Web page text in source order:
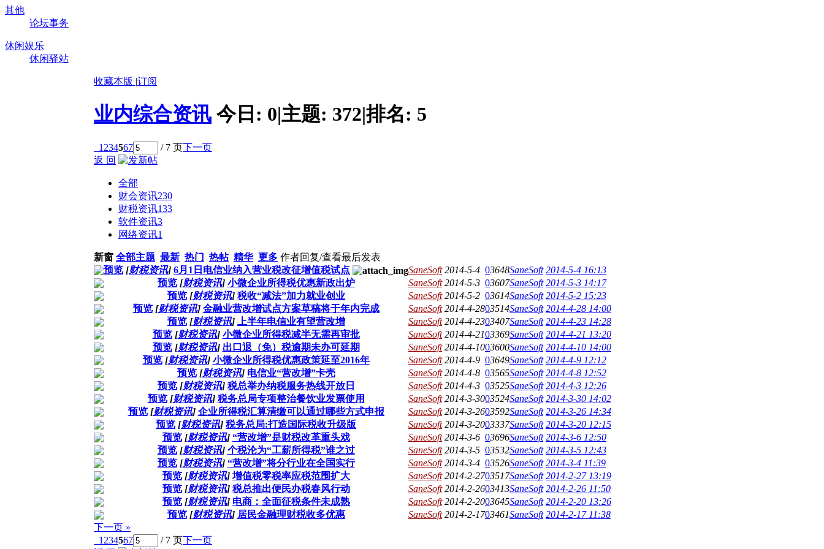
其他
论坛事务
休闲娱乐
休闲驿站
收藏本版 |订阅
业内综合资讯 今日: 0|主题: 372|排名: 5
1 234567 / 7 页下一页
返 回
全部
财会资讯230
财税资讯133
软件资讯3
网络资讯1
新窗 全部主题 最新 热门 热帖 精华 更多 作者回复/查看最后发表
预览 [财税资讯] 6月1日电信业纳入营业税改征增值税试点 SaneSoft 2014-5-4 03648SaneSoft 2014-5-4 16:13
预览 [财税资讯] 小微企业所得税优惠新政出炉 SaneSoft 2014-5-3 03607SaneSoft 2014-5-3 14:17
预览 [财税资讯] 税收“减法”加力就业创业 SaneSoft 2014-5-2 03614SaneSoft 2014-5-2 15:23
预览 [财税资讯] 金融业营改增试点方案草稿将于年内完成 SaneSoft 2014-4-2803514SaneSoft 2014-4-28 14:00
预览 [财税资讯] 上半年电信业有望营改增 SaneSoft 2014-4-2303407SaneSoft 2014-4-23 14:28
预览 [财税资讯] 小微企业所得税减半无需再审批 SaneSoft 2014-4-2103369SaneSoft 2014-4-21 13:20
预览 [财税资讯] 出口退（免）税逾期未办可延期 SaneSoft 2014-4-1003600SaneSoft 2014-4-10 14:00
预览 [财税资讯] 小微企业所得税优惠政策延至2016年 SaneSoft 2014-4-9 03649SaneSoft 2014-4-9 12:12
预览 [财税资讯] 电信业“营改增”卡壳 SaneSoft 2014-4-8 03565SaneSoft 2014-4-8 12:52
预览 [财税资讯] 税总举办纳税服务热线开放日 SaneSoft 2014-4-3 03525SaneSoft 2014-4-3 12:26
预览 [财税资讯] 税务总局专项整治餐饮业发票使用 SaneSoft 2014-3-3003524SaneSoft 2014-3-30 14:02
预览 [财税资讯] 企业所得税汇算清缴可以通过哪些方式申报 SaneSoft 2014-3-2603592SaneSoft 2014-3-26 14:34
预览 [财税资讯] 税务总局:打造国际税收升级版 SaneSoft 2014-3-2003337SaneSoft 2014-3-20 12:15
预览 [财税资讯] “营改增”是财税改革重头戏 SaneSoft 2014-3-6 03696SaneSoft 2014-3-6 12:50
预览 [财税资讯] 个税沦为“工薪所得税”谁之过 SaneSoft 2014-3-5 03532SaneSoft 2014-3-5 12:43
预览 [财税资讯] “营改增”将分行业在全国实行 SaneSoft 2014-3-4 03526SaneSoft 2014-3-4 11:39
预览 [财税资讯] 增值税零税率应税范围扩大 SaneSoft 2014-2-2703517SaneSoft 2014-2-27 13:19
预览 [财税资讯] 税总推出便民办税春风行动 SaneSoft 2014-2-2603413SaneSoft 2014-2-26 11:50
预览 [财税资讯] 电商：全面征税条件未成熟 SaneSoft 2014-2-2003645SaneSoft 2014-2-20 13:26
预览 [财税资讯] 居民金融理财税收多优惠 SaneSoft 2014-2-1703461SaneSoft 2014-2-17 11:38
下一页 »
1 234567 / 7 页下一页